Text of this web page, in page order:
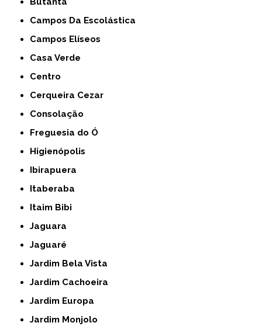
Campos Da Escolástica
Campos Elíseos
Casa Verde
Centro
Cerqueira Cezar
Consolação
Freguesia do Ó
Higienópolis
Ibirapuera
Itaberaba
Itaim Bibi
Jaguara
Jaguaré
Jardim Bela Vista
Jardim Cachoeira
Jardim Europa
Jardim Monjolo